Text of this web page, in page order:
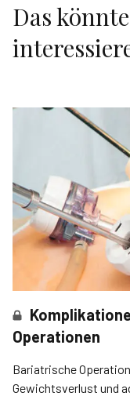
Das
Operationen
Bariatrische
Gewichtsverlust und